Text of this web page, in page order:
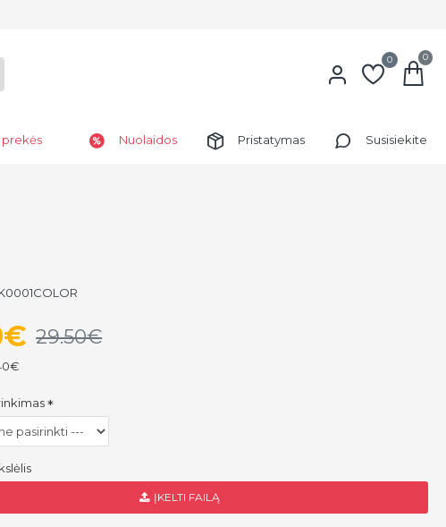
0 0
prekės Nuolaidos Pristatymas Susisiekite
29.50€
ĮKELTI FAILĄ